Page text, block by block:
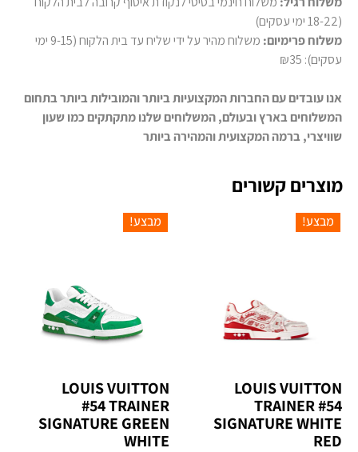
(18-22 ימי עסקים)
משלוח פרימיום:
משלוח מהיר על ידי שליח עד בית הלקוח (9-15 ימי
עסקים): ₪35
אנו עובדים עם החברות המקצועיות ביותר והמובילות ביותר בתחום
המשלוחים בארץ ובעולם, המשלוחים שלנו מתקתקים כמו שעון
שוויצרי, ברמה המקצועית והמהירה ביותר
מוצרים קשורים
מבצע!
LOUIS VUITTON
TRAINER #54
SIGNATURE WHITE
RED
מבצע!
‏LOUIS VUITTON
TRAINER ‏#54
SIGNATURE GREEN
WHITE